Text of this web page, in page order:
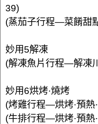
39)
(蒸茄子行程—菜餚甜
妙用5解凍
(解凍魚片行程—解凍
妙用6烘烤·燒烤
(烤雞行程—烘烤·預
(牛排行程—烘烤·預